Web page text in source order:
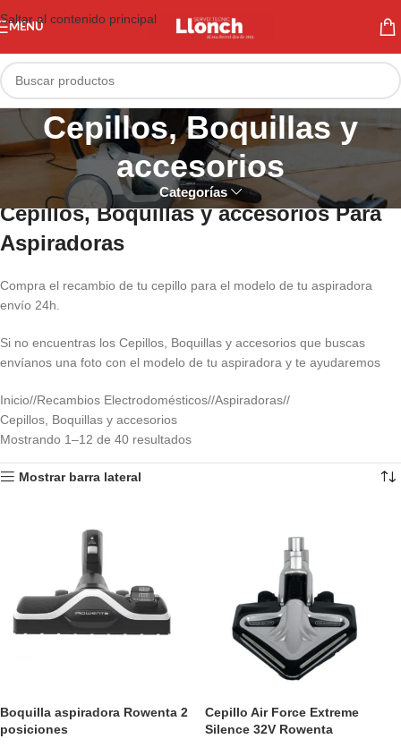
Saltar al contenido principal
MENÚ
Cepillos, Boquillas y
accesorios
Categorías
Cepillos, Boquillas y accesorios Para
Aspiradoras
Compra el recambio de tu cepillo para el modelo de tu aspiradora
envío 24h.
Si no encuentras los Cepillos, Boquillas y accesorios que buscas
envíanos una foto con el modelo de tu aspiradora y te ayudaremos
Inicio/ Recambios Electrodomésticos/ Aspiradoras/
Cepillos, Boquillas y accesorios
Mostrando 1–12 de 40 resultados
Mostrar barra lateral
Boquilla aspiradora Rowenta 2
posiciones
Cepillo Air Force Extreme
Silence 32V Rowenta